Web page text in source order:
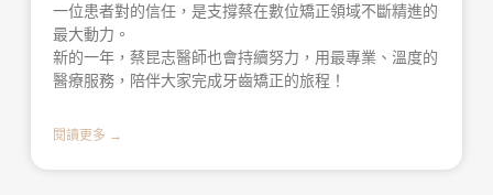
一位患者對的信任，是支撐蔡在數位矯正領域不斷精進的
最大動力。
新的一年，蔡昆志醫師也會持續努力，用最專業、溫度的
醫療服務，陪伴大家完成牙齒矯正的旅程！
閱讀更多 →